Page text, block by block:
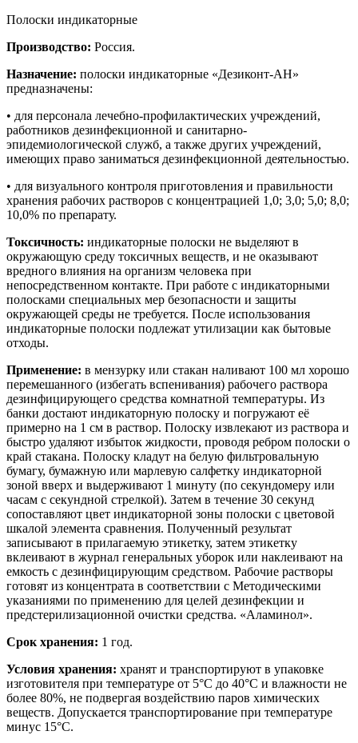
Полоски индикаторные
Производство: Россия.
Назначение: полоски индикаторные «Дезиконт-АН»
предназначены:
• для персонала лечебно-профилактических учреждений,
работников дезинфекционной и санитарно-
эпидемиологической служб, а также других учреждений,
имеющих право заниматься дезинфекционной деятельностью.
• для визуального контроля приготовления и правильности
хранения рабочих растворов с концентрацией 1,0; 3,0; 5,0; 8,0;
10,0% по препарату.
Токсичность: индикаторные полоски не выделяют в
окружающую среду токсичных веществ, и не оказывают
вредного влияния на организм человека при
непосредственном контакте. При работе с индикаторными
полосками специальных мер безопасности и защиты
окружающей среды не требуется. После использования
индикаторные полоски подлежат утилизации как бытовые
отходы.
Применение: в мензурку или стакан наливают 100 мл хорошо
перемешанного (избегать вспенивания) рабочего раствора
дезинфицирующего средства комнатной температуры. Из
банки достают индикаторную полоску и погружают её
примерно на 1 см в раствор. Полоску извлекают из раствора и
быстро удаляют избыток жидкости, проводя ребром полоски о
край стакана. Полоску кладут на белую фильтровальную
бумагу, бумажную или марлевую салфетку индикаторной
зоной вверх и выдерживают 1 минуту (по секундомеру или
часам с секундной стрелкой). Затем в течение 30 секунд
сопоставляют цвет индикаторной зоны полоски с цветовой
шкалой элемента сравнения. Полученный результат
записывают в прилагаемую этикетку, затем этикетку
вклеивают в журнал генеральных уборок или наклеивают на
емкость с дезинфицирующим средством. Рабочие растворы
готовят из концентрата в соответствии с Методическими
указаниями по применению для целей дезинфекции и
предстерилизационной очистки средства. «Аламинол».
Срок хранения: 1 год.
Условия хранения: хранят и транспортируют в упаковке
изготовителя при температуре от 5°С до 40°С и влажности не
более 80%, не подвергая воздействию паров химических
веществ. Допускается транспортирование при температуре
минус 15°С.